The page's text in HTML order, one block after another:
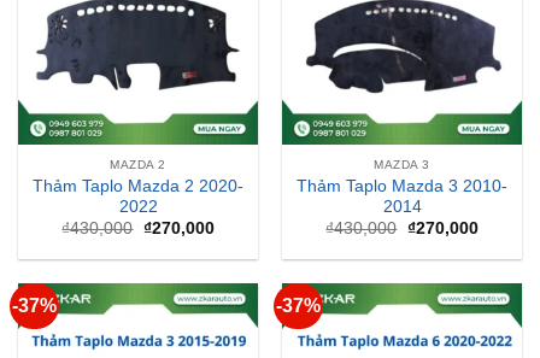
MAZDA 2
Thảm Taplo Mazda 2 2020-
2022
₫430,000 Giá
là:
₫270,000Giá
tại
₫270,000.
MAZDA 3
Thảm Taplo Mazda 3 2010-
2014
₫430,000 Giá
là:
₫270,000Giá
tại
-37% -37%